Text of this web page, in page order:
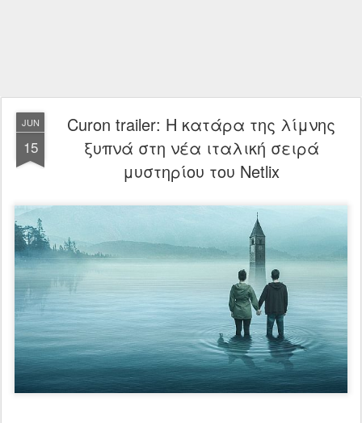
JUN
15
Curon trailer: Η κατάρα της λίμνης
ξυπνά στη νέα ιταλική σειρά
μυστηρίου του Netlix